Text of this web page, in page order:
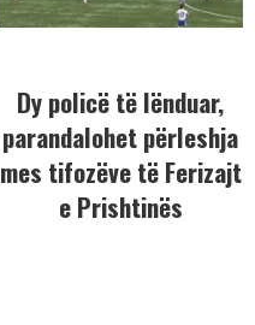
Dy policë të lënduar,
parandalohet përleshja
mes tifozëve të Ferizajt
e Prishtinës